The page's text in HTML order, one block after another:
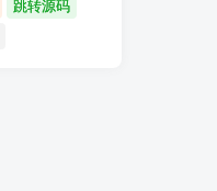
跳转源码